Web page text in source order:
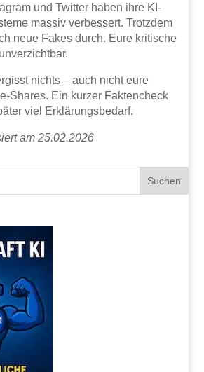
und Twitter haben ihre KI-
massiv verbessert. Trotzdem
neue Fakes durch. Eure kritische
nichts – auch nicht eure
Shares. Ein kurzer Faktencheck
viel Erklärungsbedarf.
am 25.02.2026